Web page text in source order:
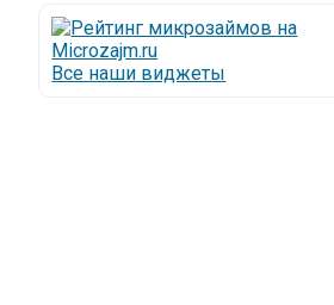
Все наши виджеты